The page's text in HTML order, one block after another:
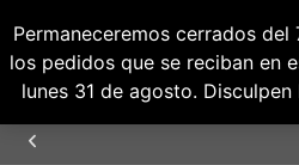
Permaneceremos cerrados
los pedidos que se reciban en
lunes 31 de agosto. Disculpen
0,00€
0